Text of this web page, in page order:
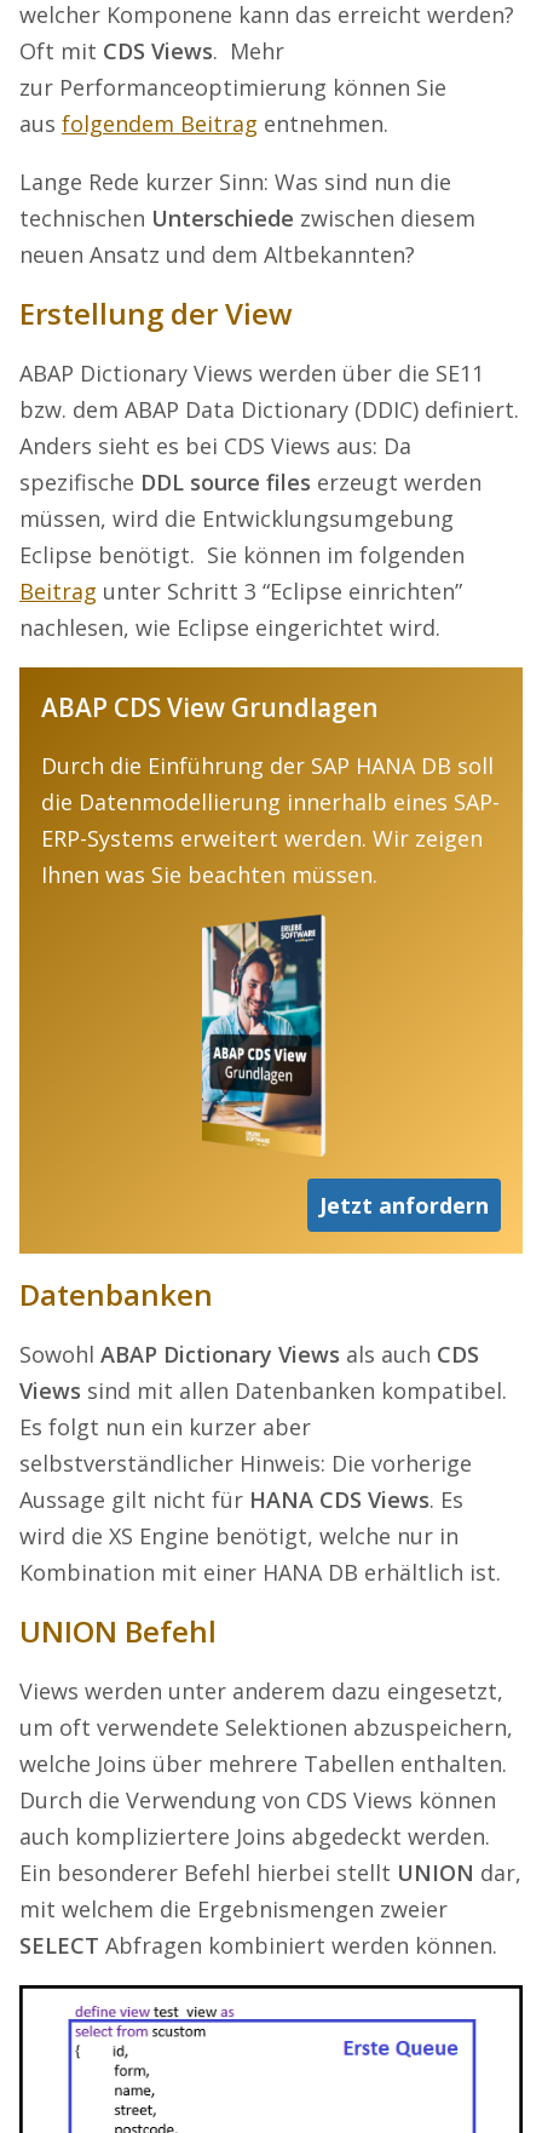
welcher Komponene kann das erreicht werden?
Oft mit CDS Views. Mehr
zur Performanceoptimierung können Sie
aus folgendem Beitrag entnehmen.
Lange Rede kurzer Sinn: Was sind nun die
technischen Unterschiede zwischen diesem
neuen Ansatz und dem Altbekannten?
Erstellung der View
ABAP Dictionary Views werden über die SE11
bzw. dem ABAP Data Dictionary (DDIC) definiert.
Anders sieht es bei CDS Views aus: Da
spezifische DDL source files erzeugt werden
müssen, wird die Entwicklungsumgebung
Eclipse benötigt. Sie können im folgenden
Beitrag unter Schritt 3 “Eclipse einrichten”
nachlesen, wie Eclipse eingerichtet wird.
ABAP CDS View Grundlagen
Durch die Einführung der SAP HANA DB soll
die Datenmodellierung innerhalb eines SAP-
ERP-Systems erweitert werden. Wir zeigen
Ihnen was Sie beachten müssen.
Jetzt anfordern
Datenbanken
Sowohl ABAP Dictionary Views als auch CDS
Views sind mit allen Datenbanken kompatibel.
Es folgt nun ein kurzer aber
selbstverständlicher Hinweis: Die vorherige
Aussage gilt nicht für HANA CDS Views. Es
wird die XS Engine benötigt, welche nur in
Kombination mit einer HANA DB erhältlich ist.
UNION Befehl
Views werden unter anderem dazu eingesetzt,
um oft verwendete Selektionen abzuspeichern,
welche Joins über mehrere Tabellen enthalten.
Durch die Verwendung von CDS Views können
auch kompliziertere Joins abgedeckt werden.
Ein besonderer Befehl hierbei stellt UNION dar,
mit welchem die Ergebnismengen zweier
SELECT Abfragen kombiniert werden können.